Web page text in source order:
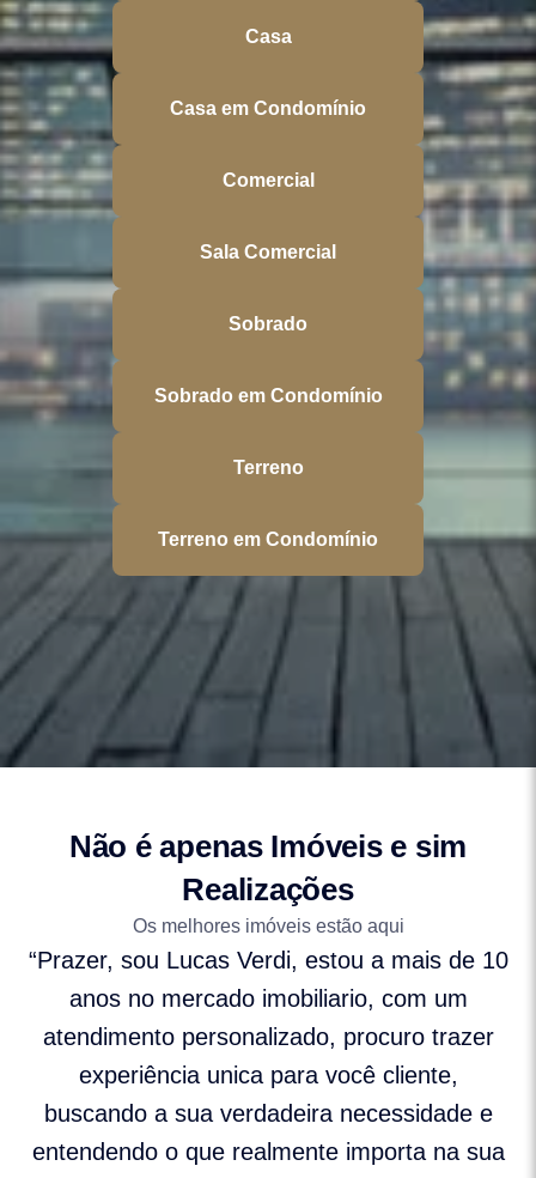
Casa
Casa em Condomínio
Comercial
Sala Comercial
Sobrado
Sobrado em Condomínio
Terreno
Terreno em Condomínio
Não é apenas Imóveis e sim
Realizações
Os melhores imóveis estão aqui
“Prazer, sou Lucas Verdi, estou a mais de 10
anos no mercado imobiliario, com um
atendimento personalizado, procuro trazer
experiência unica para você cliente,
buscando a sua verdadeira necessidade e
entendendo o que realmente importa na sua